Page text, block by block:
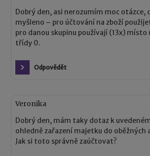
Dobrý den, asi nerozumím moc otázce,
myšleno – pro účtování na zboží
pro danou skupinu používají (13x) místo
třídy 0.
Odpovědět
Veronika
Dobrý den, mám taky dotaz k
ohledně zařazení majetku do oběžných
Jak si toto správně zaúčtovat?